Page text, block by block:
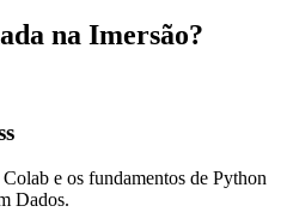
na Imersão?
e os fundamentos de Python
Dados.